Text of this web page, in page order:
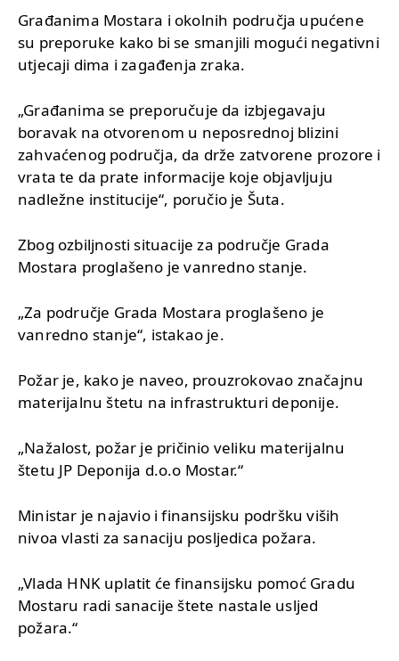
Građanima Mostara i okolnih područja upućene
su preporuke kako bi se smanjili mogući negativni
utjecaji dima i zagađenja zraka.
„Građanima se preporučuje da izbjegavaju
boravak na otvorenom u neposrednoj blizini
zahvaćenog područja, da drže zatvorene prozore i
vrata te da prate informacije koje objavljuju
nadležne institucije“, poručio je Šuta.
Zbog ozbiljnosti situacije za područje Grada
Mostara proglašeno je vanredno stanje.
„Za područje Grada Mostara proglašeno je
vanredno stanje“, istakao je.
Požar je, kako je naveo, prouzrokovao značajnu
materijalnu štetu na infrastrukturi deponije.
„Nažalost, požar je pričinio veliku materijalnu
štetu JP Deponija d.o.o Mostar.“
Ministar je najavio i finansijsku podršku viših
nivoa vlasti za sanaciju posljedica požara.
„Vlada HNK uplatit će finansijsku pomoć Gradu
Mostaru radi sanacije štete nastale usljed
požara.“